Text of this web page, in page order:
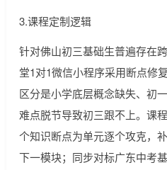
3.课程定制逻辑
针对佛山初三基础生普遍存在
堂1对1微信小程序采用断点修
区分是小学底层概念缺失、初
难点脱节导致初三跟不上。课
个知识断点为单元逐个攻克，
下一模块；同步对标广东中考